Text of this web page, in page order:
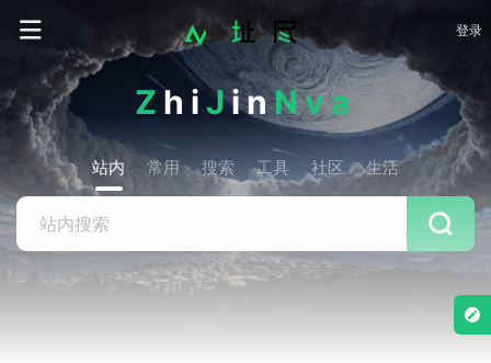
登录
ZhiJinNva
站内 常用 搜索 工具 社区 生活